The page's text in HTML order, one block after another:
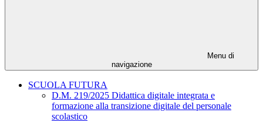
Menu di
navigazione
SCUOLA FUTURA
D.M. 219/2025 Didattica digitale integrata e
formazione alla transizione digitale del personale
scolastico